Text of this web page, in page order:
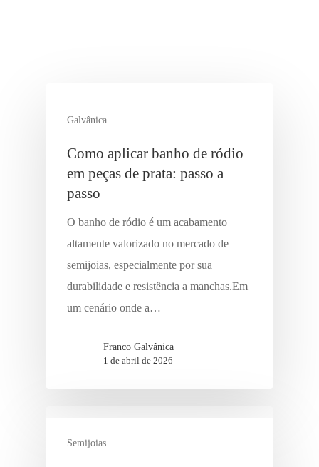
Galvânica
Como aplicar banho de ródio
em peças de prata: passo a
passo
O banho de ródio é um acabamento
altamente valorizado no mercado de
semijoias, especialmente por sua
durabilidade e resistência a manchas.Em
um cenário onde a…
Franco Galvânica
1 de abril de 2026
Semijoias